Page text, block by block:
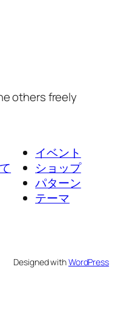
others freely
イベント
ショップ
パターン
テーマ
Designed withWordPress